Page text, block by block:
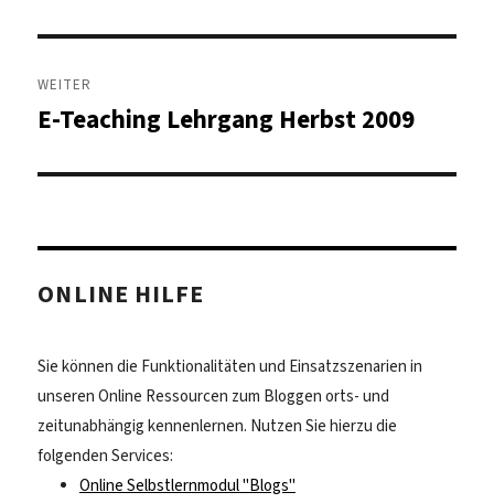
WEITER
Nächster
E-Teaching Lehrgang Herbst 2009
ONLINE HILFE
Sie können die Funktionalitäten und Einsatzszenarien in
unseren Online Ressourcen zum Bloggen orts- und
zeitunabhängig kennenlernen. Nutzen Sie hierzu die
folgenden Services:
Online Selbstlernmodul "Blogs"